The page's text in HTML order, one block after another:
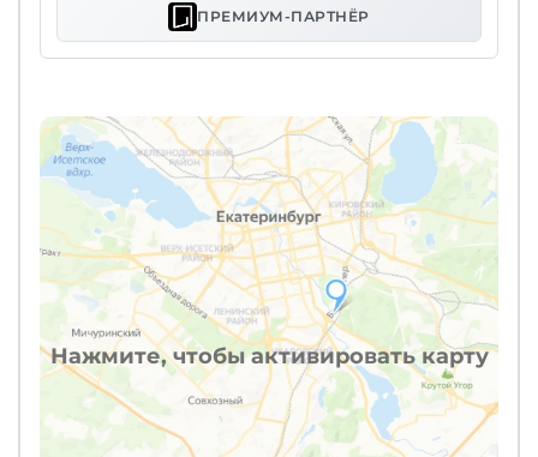
Нажмите, чтобы активировать карту
ПРЕМИУМ-ПАРТНЁР